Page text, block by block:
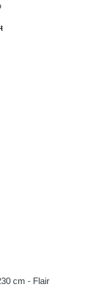
cm - Flair